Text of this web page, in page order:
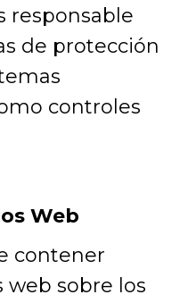
responsable
de protección
controles
Web
contener
web sobre los